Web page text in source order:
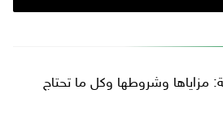
مزاياها وشروطها وكل ما تحتاج